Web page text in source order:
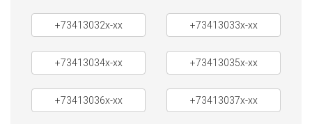
+73413032x-xx +73413033x-xx
+73413034x-xx +73413035x-xx
+73413036x-xx +73413037x-xx